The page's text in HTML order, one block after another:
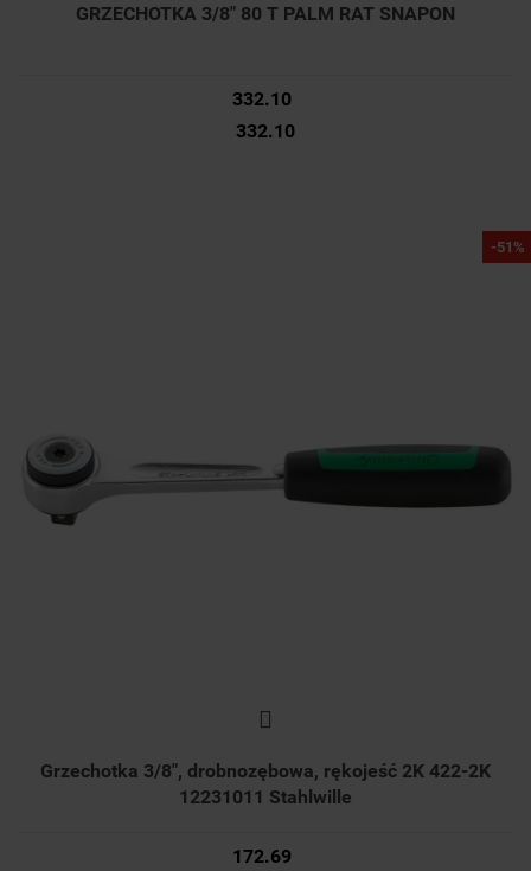
GRZECHOTKA 3/8" 80 T PALM RAT SNAPON
332.10
332.10
Grzechotka 3/8", drobnozębowa, rękojeść 2K 422-2K
12231011 Stahlwille
-51%
172.69